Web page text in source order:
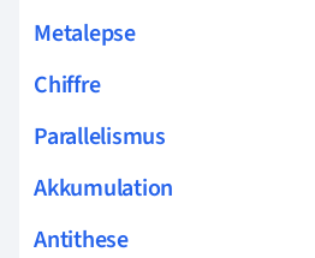
Metalepse
Chiffre
Parallelismus
Akkumulation
Antithese